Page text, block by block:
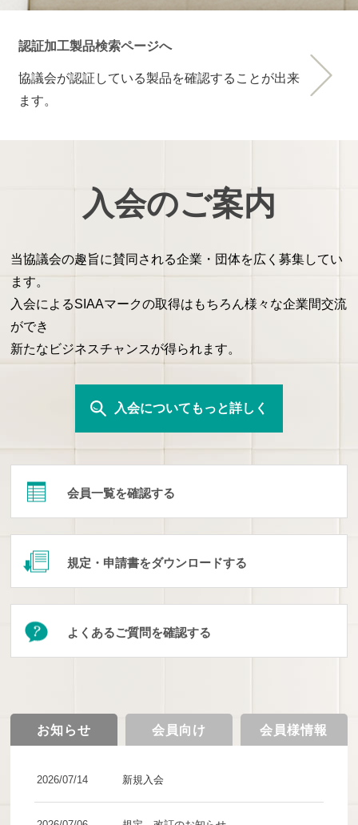
認証加工製品検索ページへ
協議会が認証している製品を確認することが出来
ます。
入会のご案内
当協議会の趣旨に賛同される企業・団体を広く募集してい
ます。
入会によるSIAAマークの取得はもちろん様々な企業間交流
ができ
新たなビジネスチャンスが得られます。
入会についてもっと詳しく
会員一覧を確認する
規定・申請書をダウンロードする
よくあるご質問を確認する
お知らせ 会員向け 会員様情報
2026/07/14 新規入会